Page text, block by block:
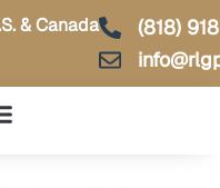
& Canada
(818)